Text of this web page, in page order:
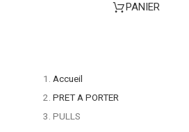
PANIER
Accueil
PRET A PORTER
PULLS